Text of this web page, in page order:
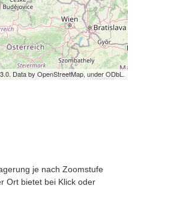
Data by OpenStreetMap, under ODbL.
je nach Zoomstufe
Ort bietet bei Klick oder